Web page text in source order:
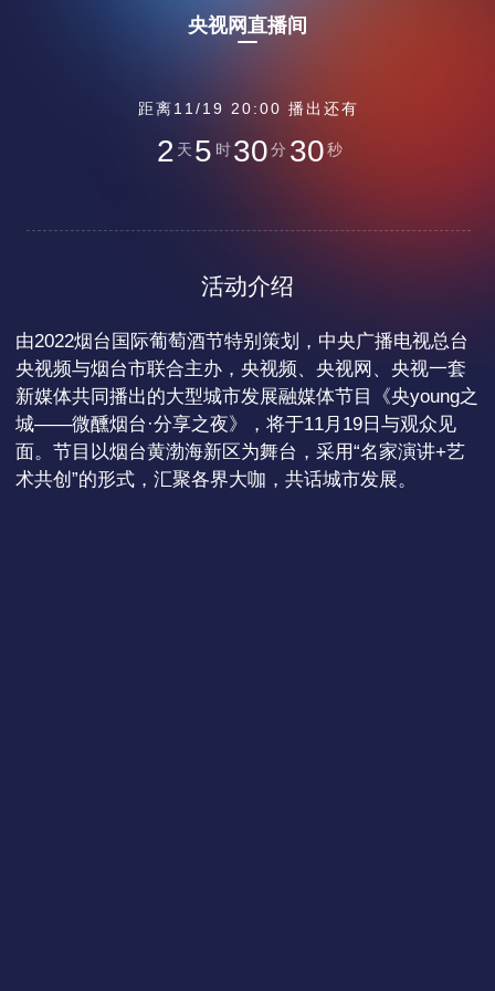
央视网直播间
距离11/19 20:00 播出还有
2 天 5 时 30 分 30秒
活动介绍
由2022烟台国际葡萄酒节特别策划，中央广播电视总台
央视频与烟台市联合主办，央视频、央视网、央视一套
新媒体共同播出的大型城市发展融媒体节目《央young之
城——微醺烟台·分享之夜》，将于11月19日与观众见
面。节目以烟台黄渤海新区为舞台，采用“名家演讲+艺
术共创”的形式，汇聚各界大咖，共话城市发展。